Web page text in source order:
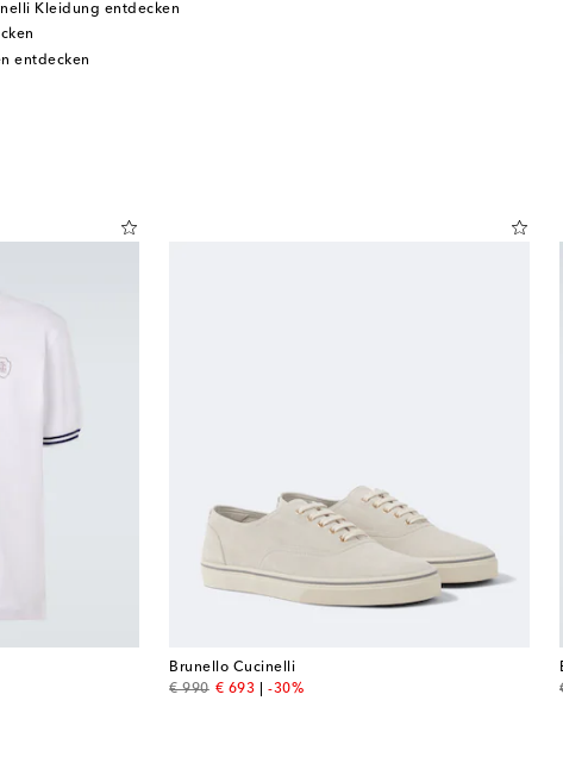
Kleidung entdecken
entdecken
Brunello Cucinelli
€ 990
original price
€ 693
discount price
-30%